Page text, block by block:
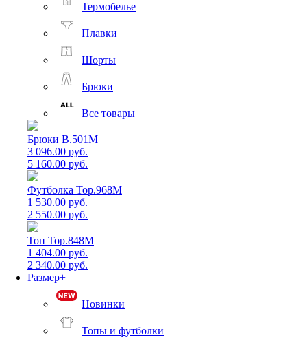
Термобелье
Плавки
Шорты
Брюки
Все товары
Брюки B.501M
3 096.00 руб.
5 160.00 руб.
Футболка Top.968M
1 530.00 руб.
2 550.00 руб.
Топ Top.848M
1 404.00 руб.
2 340.00 руб.
Размер+
Новинки
Топы и футболки